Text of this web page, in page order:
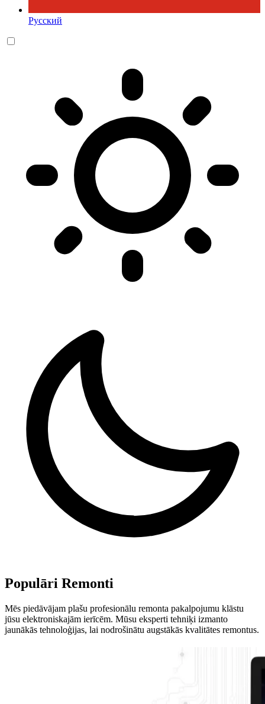
Русский
Populāri Remonti
Mēs piedāvājam plašu profesionālu remonta pakalpojumu klāstu
jūsu elektroniskajām ierīcēm. Mūsu eksperti tehniķi izmanto
jaunākās tehnoloģijas, lai nodrošinātu augstākās kvalitātes remontus.